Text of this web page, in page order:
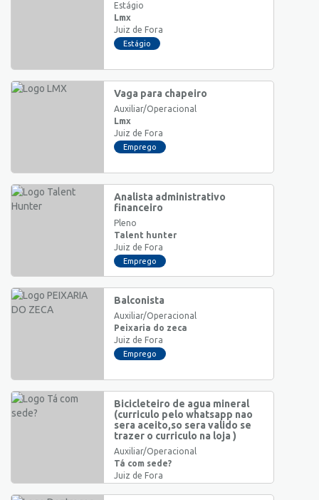
Estágio
Lmx
Juiz de Fora
Estágio
Vaga para chapeiro
Auxiliar/Operacional
Lmx
Juiz de Fora
Emprego
Analista administrativo
financeiro
Pleno
Talent hunter
Juiz de Fora
Emprego
Balconista
Auxiliar/Operacional
Peixaria do zeca
Juiz de Fora
Emprego
Bicicleteiro de agua mineral
(curriculo pelo whatsapp nao
sera aceito,so sera valido se
trazer o curriculo na loja )
Auxiliar/Operacional
Tá com sede?
Juiz de Fora